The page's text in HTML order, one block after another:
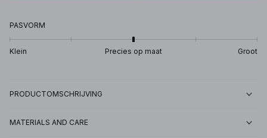
PASVORM
Klein Precies op maat Groot
PRODUCTOMSCHRIJVING
MATERIALS AND CARE